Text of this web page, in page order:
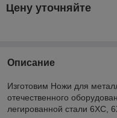
Цену уточняйте
Описание
Изготовим Ножи для
отечественного
легированной стали 6ХС,